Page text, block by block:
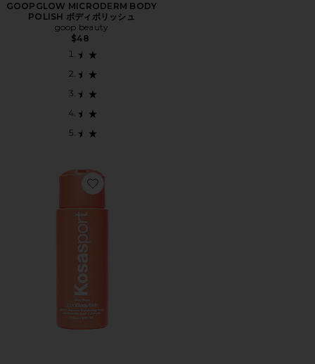
GOOPGLOW MICRODERM BODY
POLISH ボディポリッシュ
goop beauty
$48
Favorite GOOD BODY SKIN AHA + ENZYME